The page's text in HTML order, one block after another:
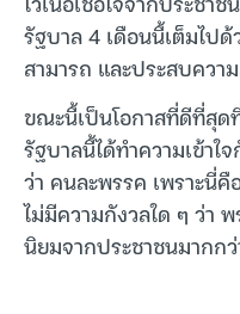
รัฐบาล 4 เดือนนี้เต็มไป
สามารถ และประสบความ
ขณะนี้เป็นโอกาสที่ดีที่สุด
รัฐบาลนี้ได้ทำความเข้า
ว่า คนละพรรค เพราะนี่
ไม่มีความกังวลใด ๆ ว่า
นิยมจากประชาชนมากก